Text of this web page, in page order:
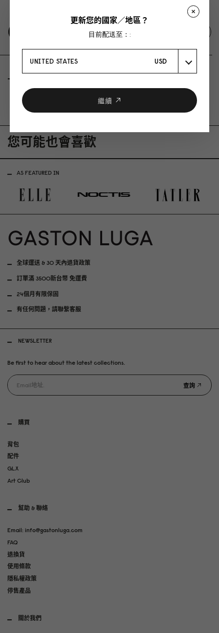
Be the first to write a review
您可能也會喜歡
AS FEATURED IN
全球運送 & 30 天內退貨政策
訂單滿 3500新台幣 免運費
24個月有限保固
有任何問題，請聯繫客服
購買
背包
配件
GLX
Art Club
幫助 & 聯絡
Email: info@gastonluga.com
FAQ
退換貨
使用條款
隱私權政策
停售產品
關於我們
NEWSLETTER
Be first to hear about the latest collections.
查詢
更新您的國家／地區？
目前配送至：:
UNITED STATES USD
繼續